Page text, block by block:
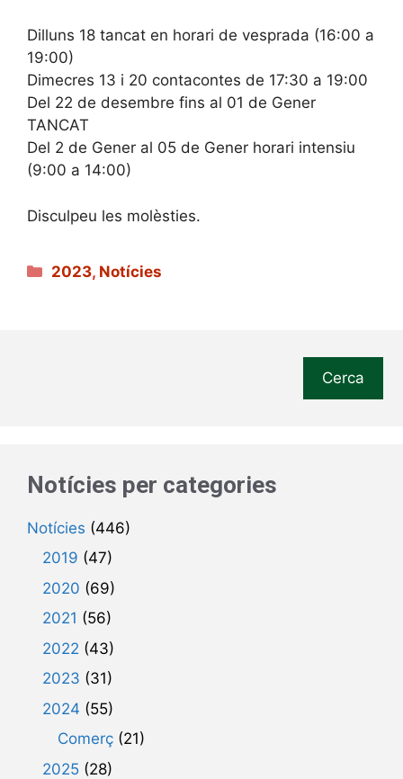
Dilluns 18 tancat en horari de vesprada (16:00 a
19:00)
Dimecres 13 i 20 contacontes de 17:30 a 19:00
Del 22 de desembre fins al 01 de Gener
TANCAT
Del 2 de Gener al 05 de Gener horari intensiu
(9:00 a 14:00)
Disculpeu les molèsties.
Categories
2023, Notícies
Cerca
Notícies per categories
Notícies (446)
2019 (47)
2020 (69)
2021 (56)
2022 (43)
2023 (31)
2024 (55)
Comerç (21)
2025 (28)